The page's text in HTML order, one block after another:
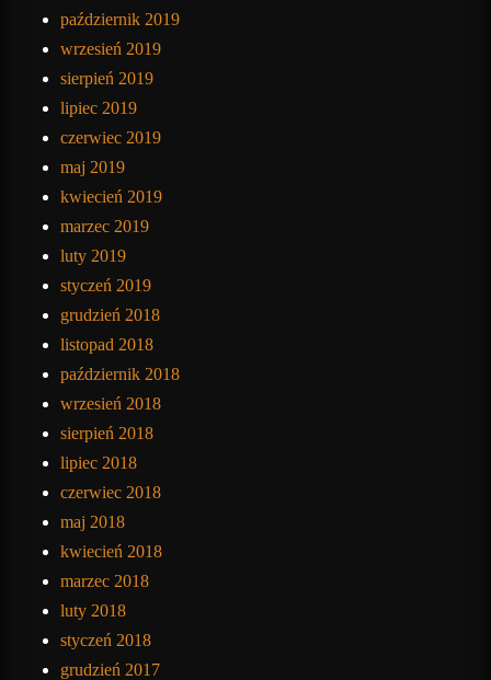
październik 2019
wrzesień 2019
sierpień 2019
lipiec 2019
czerwiec 2019
maj 2019
kwiecień 2019
marzec 2019
luty 2019
styczeń 2019
grudzień 2018
listopad 2018
październik 2018
wrzesień 2018
sierpień 2018
lipiec 2018
czerwiec 2018
maj 2018
kwiecień 2018
marzec 2018
luty 2018
styczeń 2018
grudzień 2017